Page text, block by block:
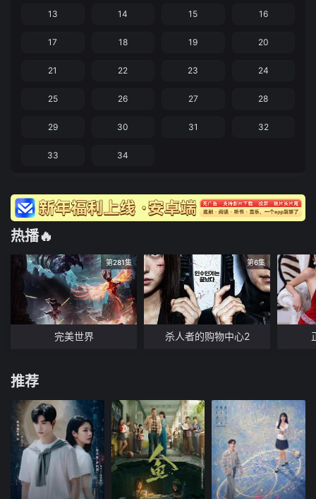
13 14 15 16
17 18 19 20
21 22 23 24
25 26 27 28
29 30 31 32
33 34
热播🔥
第281集
完美世界
第6集
杀人者的购物中心2
推荐